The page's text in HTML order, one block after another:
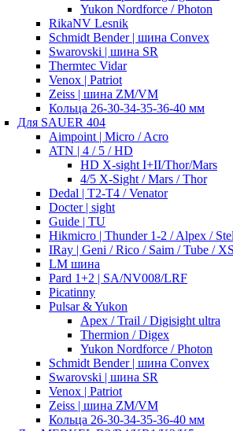
Yukon Nordforce / Photon
RikaNV Lesnik
Schmidt Bender | шина Convex
Swarovski | шина SR
Thermtec Vidar
Venox | Patriot
Zeiss | шина ZM/VM
Кольца 26-30-34-35-36-40 мм
Для SAUER 404
Aimpoint | Micro / Acro
ATN | 4 / 5 / HD
HD X-sight I+II/Thor/Mars
4/5 X-Sight / Mars / Thor
Dedal | T2-T4 / Venator
Docter | sight
Guide | TU
Hikmicro | Thunder 1-2 / Alpex /
IRay | Geni / Rico / Saim / Tube /
LM шина
Pard 1+2 | SA/NV008/LRF
Picatinny
Pulsar & Yukon
Apex / Trail / Digisight ultra
Thermion / Digex
Yukon Nordforce / Photon
Schmidt Bender | шина Convex
Swarovski | шина SR
Venox | Patriot
Zeiss | шина ZM/VM
Кольца 26-30-34-35-36-40 мм